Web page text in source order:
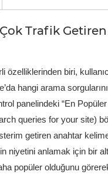
Trafik
özelliklerinden biri,
hangi arama sorgularını
panelindeki “En
queries for your site)
getiren anahtar
niyetini anlamak için bir
popüler olduğunu